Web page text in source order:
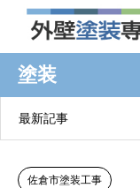
塗装
最新記事
佐倉市塗装工事